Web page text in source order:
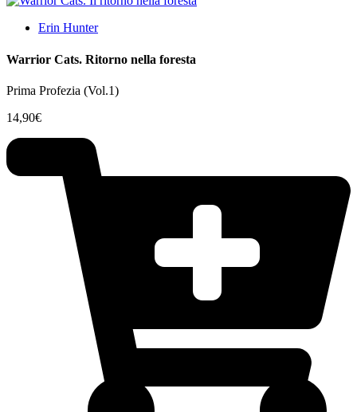
Erin Hunter
Warrior Cats. Ritorno nella foresta
Prima Profezia (Vol.1)
14,90€